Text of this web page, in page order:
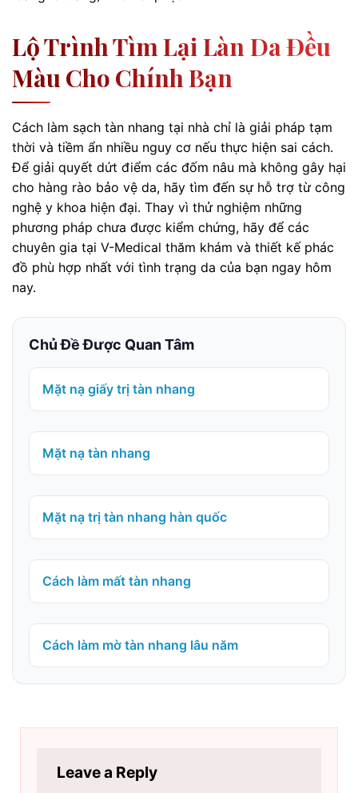
Lộ Trình Tìm Lại Làn Da Đều
Màu Cho Chính Bạn
Cách làm sạch tàn nhang tại nhà chỉ là giải pháp tạm
thời và tiềm ẩn nhiều nguy cơ nếu thực hiện sai cách.
Để giải quyết dứt điểm các đốm nâu mà không gây hại
cho hàng rào bảo vệ da, hãy tìm đến sự hỗ trợ từ công
nghệ y khoa hiện đại. Thay vì thử nghiệm những
phương pháp chưa được kiểm chứng, hãy để các
chuyên gia tại V-Medical thăm khám và thiết kế phác
đồ phù hợp nhất với tình trạng da của bạn ngay hôm
nay.
Chủ Đề Được Quan Tâm
Mặt nạ giấy trị tàn nhang
Mặt nạ tàn nhang
Mặt nạ trị tàn nhang hàn quốc
Cách làm mất tàn nhang
Cách làm mờ tàn nhang lâu năm
Leave a Reply